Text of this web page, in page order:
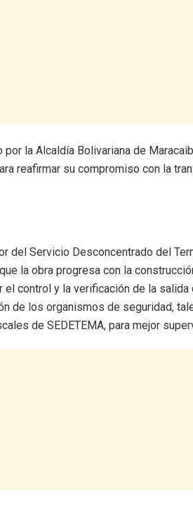
por la Alcaldía Bolivariana de
reafirmar su compromiso con la
del Servicio Desconcentrado del
la obra progresa con la
el control y la verificación de la
de los organismos de seguridad,
de SEDETEMA, para mejor